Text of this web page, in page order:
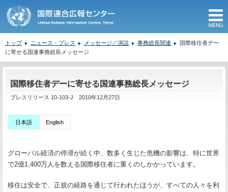
トップ ニュース・プレス メッセージ／演説 事務総長関連
国際移住者デー
に寄せる国連事務総長メッセージ
国際移住者デーに寄せる国連事務総長メッセージ
プレスリリース 10-103-J 2010年12月27日
日本語 English
グローバル経済の停滞が続く中、数多く生じた危機の影響は、特に世界
で2億1,400万人を数える国際移住者に重くのしかかっています。
移住は安全で、正規の経路を通じて行われたほうが、すべての人々を利